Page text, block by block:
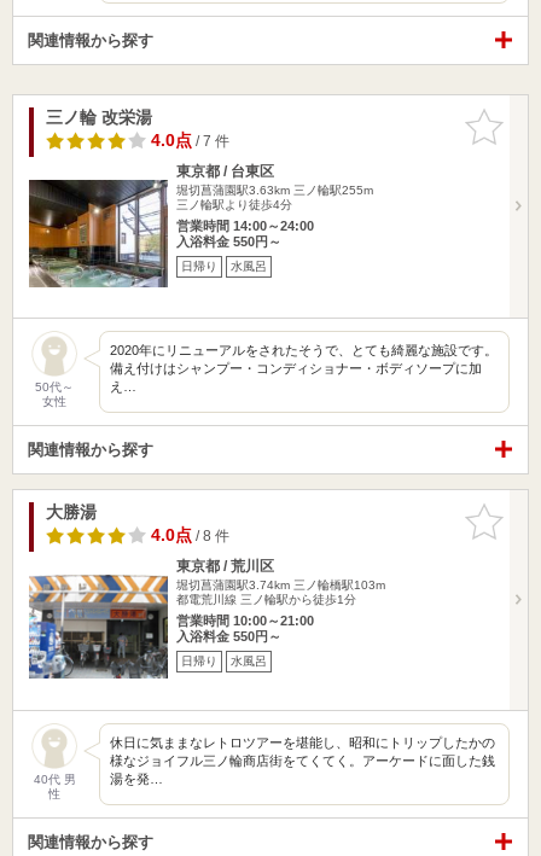
関連情報から探す
お気に入
りに追加
三ノ輪 改栄湯
4.0点/ 7 件
東京都 / 台東区
堀切菖蒲園駅3.63km 三ノ輪駅255m
三ノ輪駅より徒歩4分
営業時間 14:00～24:00
入浴料金 550円～
日帰り 水風呂
50代～
女性
2020年にリニューアルをされたそうで、とても綺麗な施設です。
備え付けはシャンプー・コンディショナー・ボディソープに加
え…
関連情報から探す
お気に入
りに追加
大勝湯
4.0点/ 8 件
東京都 / 荒川区
堀切菖蒲園駅3.74km 三ノ輪橋駅103m
都電荒川線 三ノ輪駅から徒歩1分
営業時間 10:00～21:00
入浴料金 550円～
日帰り 水風呂
40代 男
性
休日に気ままなレトロツアーを堪能し、昭和にトリップしたかの
様なジョイフル三ノ輪商店街をてくてく。アーケードに面した銭
湯を発…
関連情報から探す